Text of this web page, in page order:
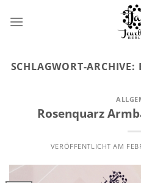
Inhalt
SCHLAGWORT-ARCHIVE:
Rosenquarz
VERÖFFENTLICHT AM